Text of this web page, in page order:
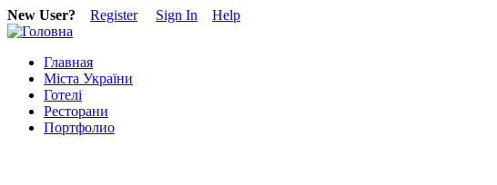
New User? Register Sign In Help
Главная
Міста України
Готелі
Ресторани
Портфолио